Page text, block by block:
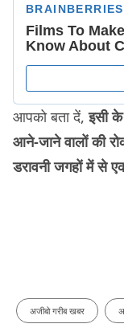
आपको बता दें,इसी
आने-जाने वालों की
डरावनी जगहों में से
अजीबो गरीब खबर